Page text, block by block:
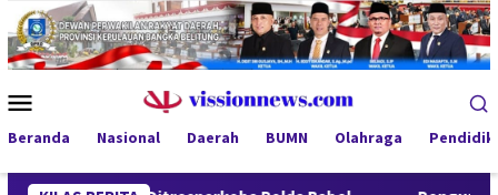
Loncat
ke
konten
Mobile
Beranda Nasional Daerah BUMN Olahraga